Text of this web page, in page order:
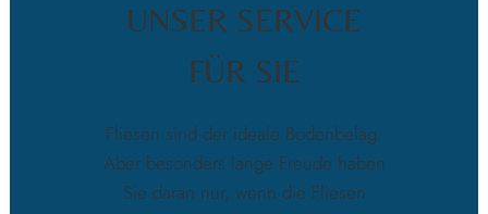
UNSER SERVICE
FÜR SIE
Fliesen sind der ideale Bodenbelag.
Aber besonders lange Freude haben
Sie daran nur, wenn die Fliesen